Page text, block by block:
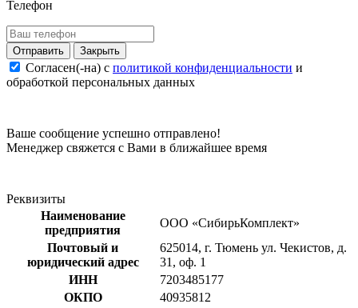
Телефон
Закрыть
Согласен(-на) c политикой конфиденциальности и
обработкой персональных данных
Ваше сообщение успешно отправлено!
Менеджер свяжется с Вами в ближайшее время
Реквизиты
Наименование
предприятия
ООО «СибирьКомплект»
Почтовый и
юридический адрес
625014, г. Тюмень ул. Чекистов, д.
31, оф. 1
ИНН
7203485177
ОКПО
40935812